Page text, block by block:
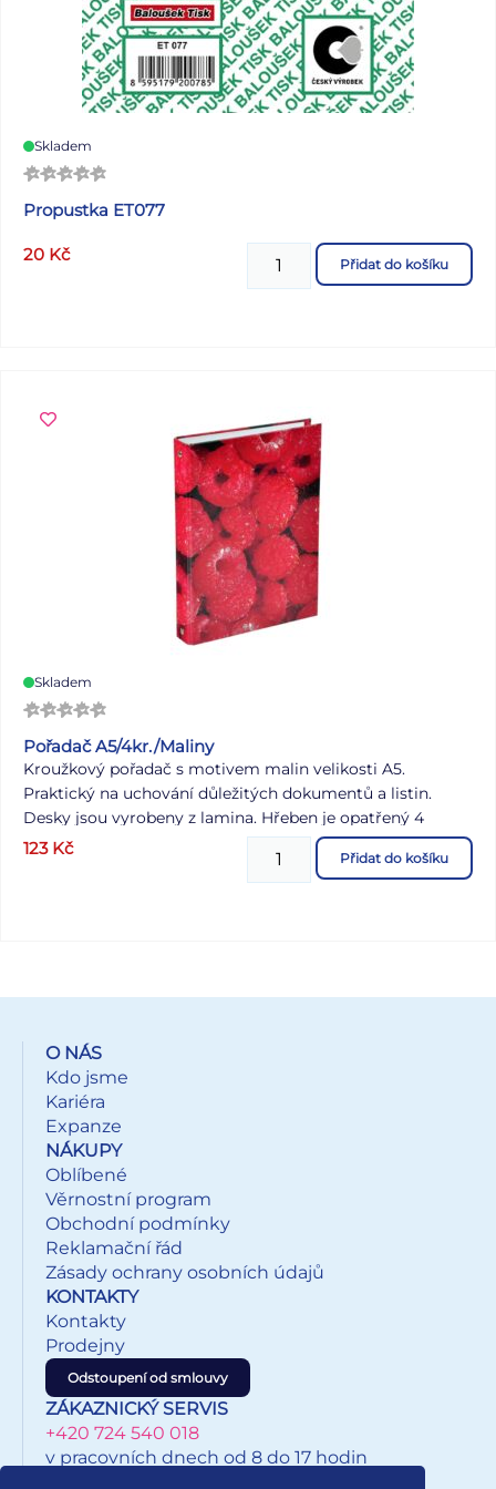
Skladem
Propustka ET077
20 Kč Přidat do košíku
Skladem
Pořadač A5/4kr./Maliny
Kroužkový pořadač s motivem malin velikosti A5.
Praktický na uchování důležitých dokumentů a listin.
Desky jsou vyrobeny z lamina. Hřeben je opatřený 4
kroužky. Motiv: maliny Uvedená cena je za 1 ks.
123 Kč Přidat do košíku
O NÁS
Kdo jsme
Kariéra
Expanze
NÁKUPY
Oblíbené
Věrnostní program
Obchodní podmínky
Reklamační řád
Zásady ochrany osobních údajů
KONTAKTY
Kontakty
Prodejny
Odstoupení od smlouvy
ZÁKAZNICKÝ SERVIS
+420 724 540 018
v pracovních dnech od 8 do 17 hodin